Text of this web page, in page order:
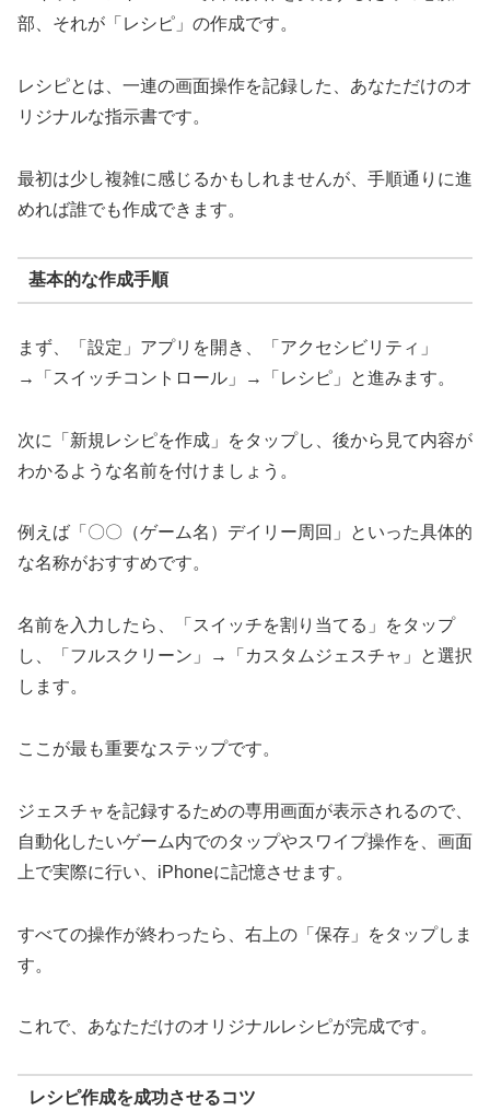
部、それが「レシピ」の作成です。
レシピとは、一連の画面操作を記録した、あなただけのオ
リジナルな指示書です。
最初は少し複雑に感じるかもしれませんが、手順通りに進
めれば誰でも作成できます。
基本的な作成手順
まず、「設定」アプリを開き、「アクセシビリティ」
→「スイッチコントロール」→「レシピ」と進みます。
次に「新規レシピを作成」をタップし、後から見て内容が
わかるような名前を付けましょう。
例えば「〇〇（ゲーム名）デイリー周回」といった具体的
な名称がおすすめです。
名前を入力したら、「スイッチを割り当てる」をタップ
し、「フルスクリーン」→「カスタムジェスチャ」と選択
します。
ここが最も重要なステップです。
ジェスチャを記録するための専用画面が表示されるので、
自動化したいゲーム内でのタップやスワイプ操作を、画面
上で実際に行い、iPhoneに記憶させます。
すべての操作が終わったら、右上の「保存」をタップしま
す。
これで、あなただけのオリジナルレシピが完成です。
レシピ作成を成功させるコツ